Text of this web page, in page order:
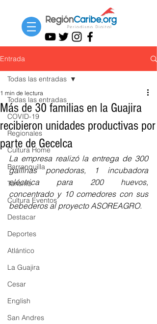
Entrada
Todas las entradas
COVID-19
Regionales
Cultura Home
Barranquilla
Turismo
Cultura Eventos
Destacar
Deportes
Atlántico
La Guajira
Cesar
English
San Andres
Todas las entradas
Más de 30 familias en la Guajira
recibieron unidades productivas por
parte de Gecelca
1 min de lectura
La empresa realizó la entrega de 300
gallinas ponedoras, 1 incubadora
eléctrica para 200 huevos,
concentrado y 10 comedores con sus
bebederos al proyecto ASOREAGRO.